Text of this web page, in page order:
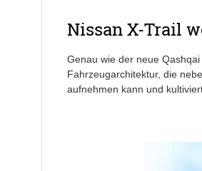
Nissan X-Trail
Genau wie der neue
Fahrzeugarchitektur, die
aufnehmen kann und